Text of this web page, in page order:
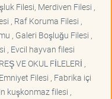
Filesi, Merdiven Filesi ,
, Raf Koruma Filesi ,
, Galeri Boşluğu Filesi ,
, Evcil hayvan filesi
VE OKUL FİLELERİ ,
Filesi , Fabrika içi
kuşkonmaz filesi ,